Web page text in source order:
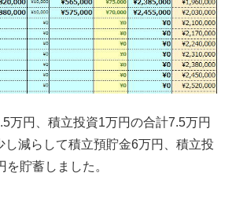
万円、積立投資1万円の合計7.5万円
し減らして積立預貯金6万円、積立投
貯蓄しました。